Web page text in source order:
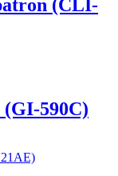
(CLI-
590C)